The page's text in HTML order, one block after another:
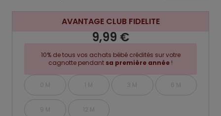
AVANTAGE CLUB FIDELITE
9,99 €
10% de tous vos achats bébé crédités sur votre
cagnotte pendant sa première année !
0 M 1 M 3 M 6 M
9 M
12 M